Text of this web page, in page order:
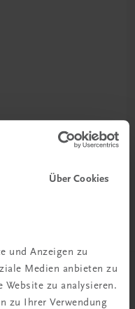
Über Cookies
und Anzeigen zu
Medien anbieten zu
zu analysieren.
zu Ihrer Verwendung
TRAUNER!